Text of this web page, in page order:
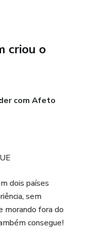
criou o
com Afeto
dois países
sem
morando fora do
consegue!